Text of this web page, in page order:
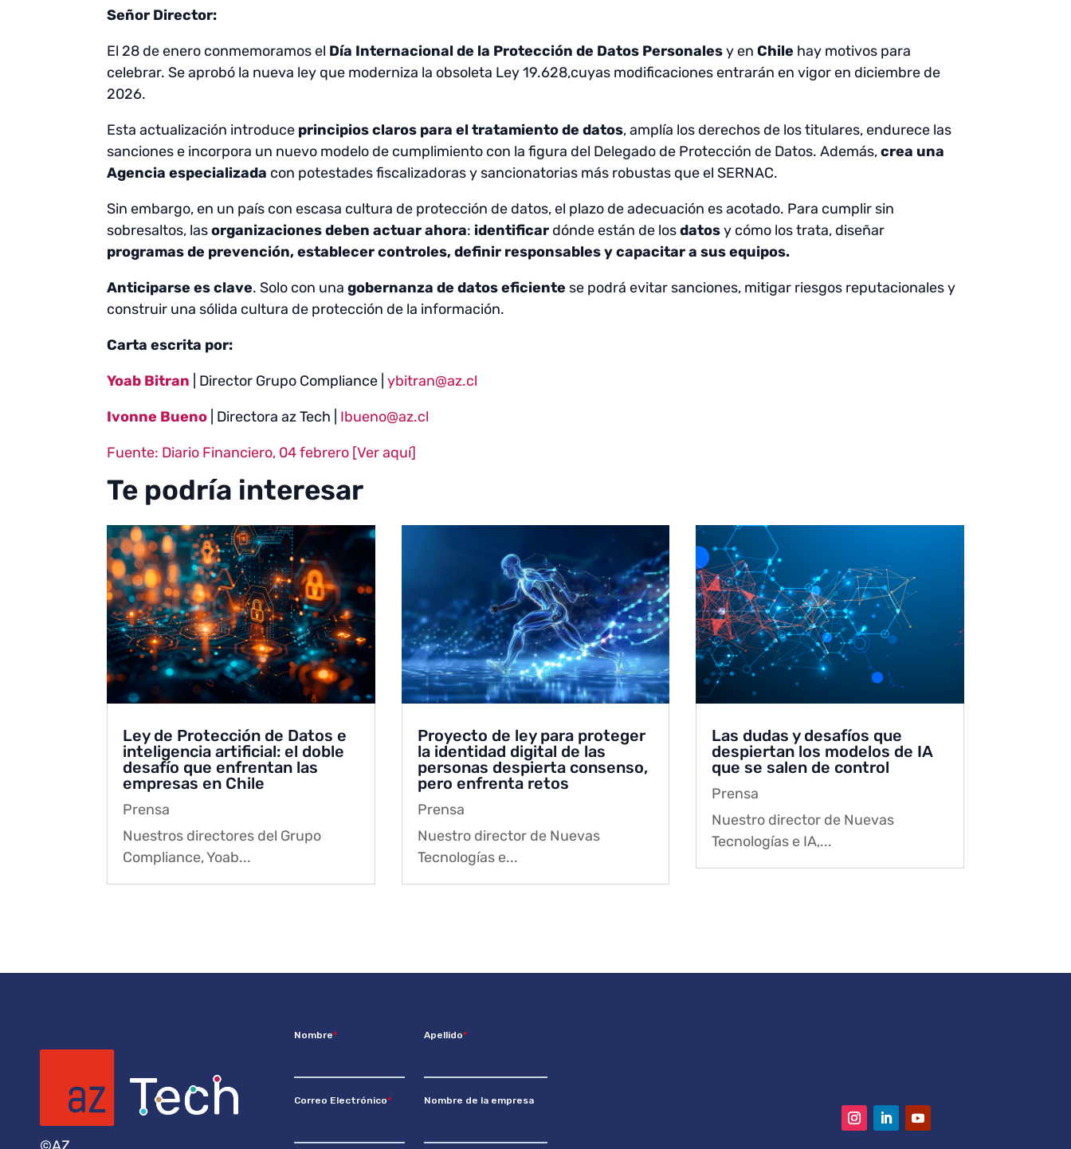
Señor Director:
El 28 de enero conmemoramos el Día Internacional de la Protección de Datos Personalesy enChile hay motivos para
celebrar. Se aprobó la nueva ley que moderniza la obsoleta Ley 19.628,cuyas modificaciones entrarán en vigor en diciembre de
2026.
Esta actualización introduce principios claros para el tratamiento de datos, amplía los derechos de los titulares, endurece las
sanciones e incorpora un nuevo modelo de cumplimiento con la figura del Delegado de Protección de Datos. Además,crea una
Agencia especializada con potestades fiscalizadoras y sancionatorias más robustas que el SERNAC.
Sin embargo, en un país con escasa cultura de protección de datos, el plazo de adecuación es acotado. Para cumplir sin
sobresaltos, lasorganizaciones deben actuar ahora: identificar dónde están de losdatosy cómo los trata, diseñar
programas de prevención, establecer controles, definir responsables y capacitar a sus equipos.
Anticiparse es clave. Solo con unagobernanza de datos eficiente se podrá evitar sanciones, mitigar riesgos reputacionales y
construir una sólida cultura de protección de la información.
Carta escrita por:
Yoab Bitran | Director Grupo Compliance |ybitran@az.cl
Ivonne Bueno | Directora az Tech | Ibueno@az.cl
Fuente: Diario Financiero, 04 febrero [Ver aquí]
Te podría interesar
Ley de Protección de Datos e
inteligencia artificial: el doble
desafío que enfrentan las
empresas en Chile
Prensa
Nuestros directores del Grupo
Compliance, Yoab...
Proyecto de ley para proteger
la identidad digital de las
personas despierta consenso,
pero enfrenta retos
Prensa
Nuestro director de Nuevas
Tecnologías e...
Las dudas y desafíos que
despiertan los modelos de IA
que se salen de control
Prensa
Nuestro director de Nuevas
Tecnologías e IA,...